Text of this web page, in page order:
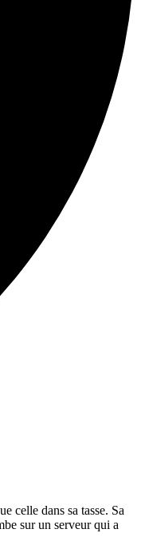
celle dans sa tasse. Sa
sur un serveur qui a